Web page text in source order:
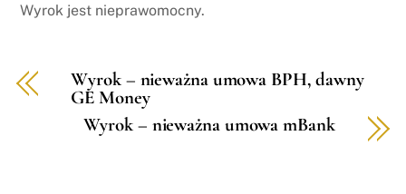
Wyrok jest nieprawomocny.
Wyrok – nieważna umowa BPH, dawny
GE Money
Wyrok – nieważna umowa mBank